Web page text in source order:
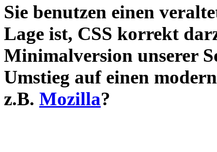
Sie benutzen einen
Lage ist, CSS korrekt
Minimalversion unserer
Umstieg auf einen
z.B. Mozilla?